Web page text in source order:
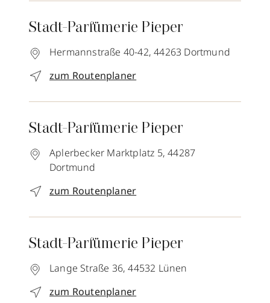
Stadt-Parfümerie Pieper
Hermannstraße 40-42, 44263 Dortmund
zum Routenplaner
Stadt-Parfümerie Pieper
Aplerbecker Marktplatz 5, 44287
Dortmund
zum Routenplaner
Stadt-Parfümerie Pieper
Lange Straße 36, 44532 Lünen
zum Routenplaner